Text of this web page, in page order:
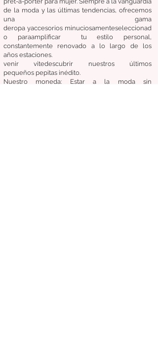
de la moda y las últimas tendencias, ofrecemos
una gama
deropa yaccesorios minuciosamenteseleccionad
o paraamplificartu estilo personal,
constantemente renovado a lo largo de los
años estaciones.
venir vitedescubrir nuestros últimos
pequeños pepitas inédito.
Nuestro moneda:
Estar a la moda sin